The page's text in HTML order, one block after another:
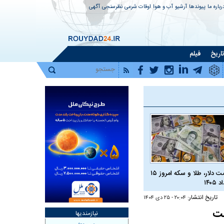
ما پیوندها آرشیو آب و هوا اوقات شرعی نظرسنجی آگهی
تاریخ فیلم
قیمت دلار، طلا و سکه امروز ۱۵
تاریخ انتشار: ۲۰:۰۴ - ۲۵ دی ۱۴۰۴
نیازمندیها